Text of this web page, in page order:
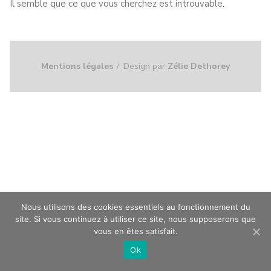
Il semble que ce que vous cherchez est introuvable.
Mentions légales Design par Zélie Dethorey
Nous utilisons des cookies essentiels au fonctionnement du
site. Si vous continuez à utiliser ce site, nous supposerons que
vous en êtes satisfait.
Ok